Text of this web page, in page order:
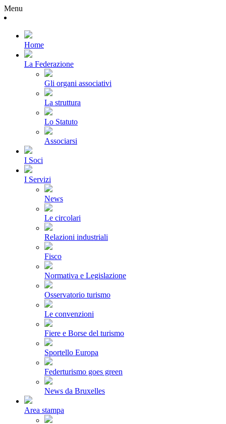
Menu
Home
La Federazione
Gli organi associativi
La struttura
Lo Statuto
Associarsi
I Soci
I Servizi
News
Le circolari
Relazioni industriali
Fisco
Normativa e Legislazione
Osservatorio turismo
Le convenzioni
Fiere e Borse del turismo
Sportello Europa
Federturismo goes green
News da Bruxelles
Area stampa